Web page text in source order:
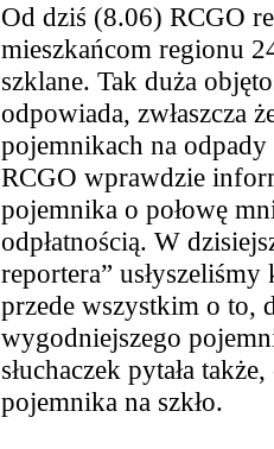
Od dziś (8.06) RCGO
mieszkańcom regionu
szklane. Tak duża
odpowiada, zwłaszcza
pojemnikach na
RCGO wprawdzie
pojemnika o połowę
odpłatnością. W
reportera”
przede wszystkim o to,
wygodniejszego
słuchaczek pytała
pojemnika na szkło.